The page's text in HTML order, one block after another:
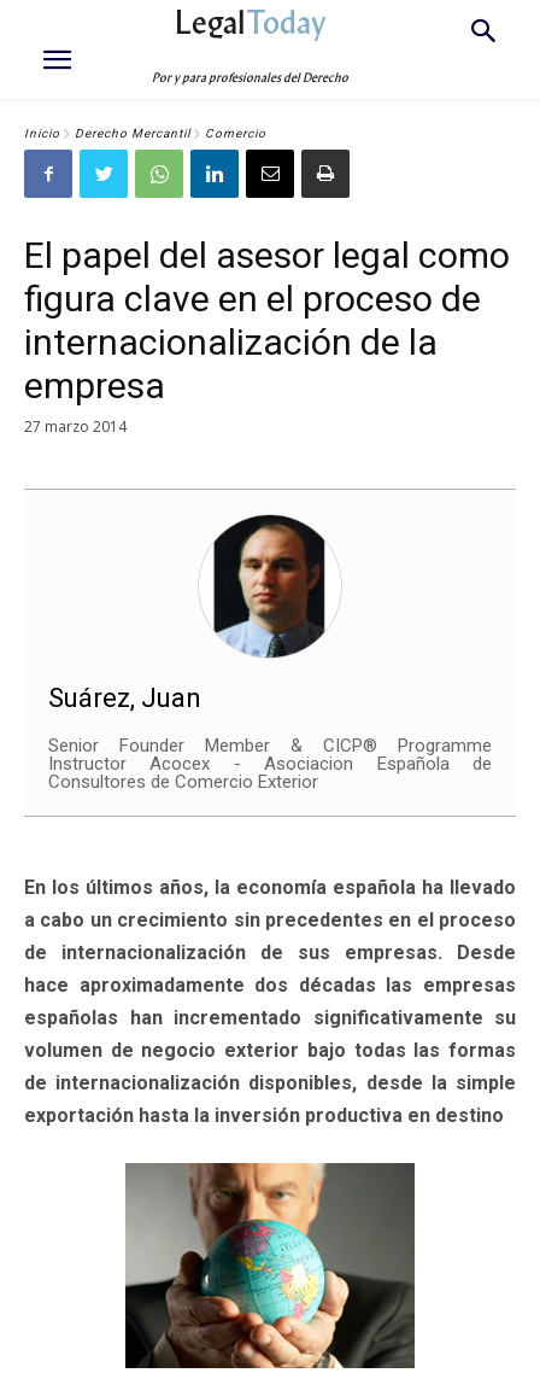
LegalToday
Por y para profesionales del Derecho
Inicio Derecho Mercantil Comercio
El papel del asesor legal como
figura clave en el proceso de
internacionalización de la
empresa
27 marzo 2014
Suárez, Juan
Senior Founder Member & CICP® Programme
Instructor Acocex - Asociacion Española de
Consultores de Comercio Exterior
En los últimos años, la economía española ha llevado
a cabo un crecimiento sin precedentes en el proceso
de internacionalización de sus empresas. Desde
hace aproximadamente dos décadas las empresas
españolas han incrementado significativamente su
volumen de negocio exterior bajo todas las formas
de internacionalización disponibles, desde la simple
exportación hasta la inversión productiva en destino